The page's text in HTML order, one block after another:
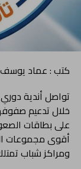
كتب : عماد يوسف
تواصل أندية
خلال تدعيم
على بطاقات
أقوى مجموعات
ومراكز شباب